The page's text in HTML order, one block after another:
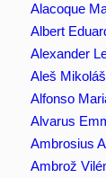
Alacoque
Albert
Alexander
Aleš Mikoláš
Alfonso
Alvarus
Ambrosius
Ambrož